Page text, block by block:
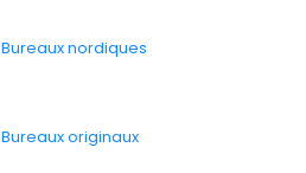
Bureaux nordiques
Bureaux originaux